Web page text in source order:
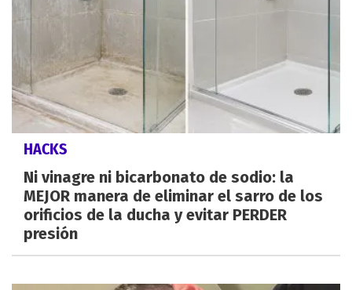
HACKS
Ni vinagre ni bicarbonato de sodio: la
MEJOR manera de eliminar el sarro de los
orificios de la ducha y evitar PERDER
presión